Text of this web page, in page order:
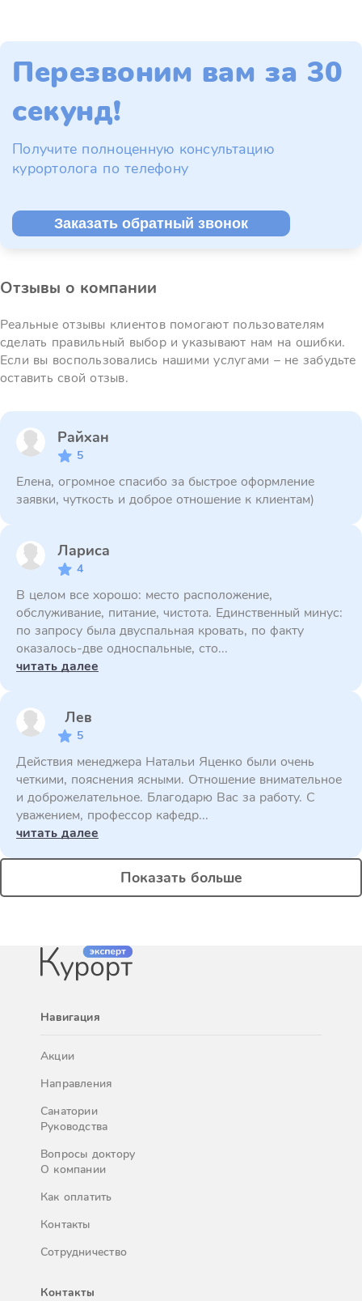
Перезвоним вам за 30
секунд!
Получите полноценную консультацию
курортолога по телефону
Заказать обратный звонок
Отзывы о компании
Реальные отзывы клиентов помогают пользователям
сделать правильный выбор и указывают нам на ошибки.
Если вы воспользовались нашими услугами – не забудьте
оставить свой отзыв.
Райхан
5
Елена, огромное спасибо за быстрое оформление
заявки, чуткость и доброе отношение к клиентам)
Лариса
4
В целом все хорошо: место расположение,
обслуживание, питание, чистота. Единственный минус:
по запросу была двуспальная кровать, по факту
оказалось-две односпальные, сто...
читать далее
Лев
5
Действия менеджера Натальи Яценко были очень
четкими, пояснения ясными. Отношение внимательное
и доброжелательное. Благодарю Вас за работу. С
уважением, профессор кафедр...
читать далее
Показать больше
Навигация
Акции
Направления
Санатории
Руководства
Вопросы доктору
О компании
Как оплатить
Контакты
Сотрудничество
Контакты